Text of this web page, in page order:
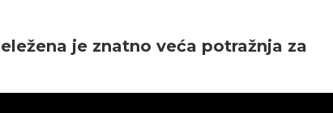
je znatno veća potražnja za